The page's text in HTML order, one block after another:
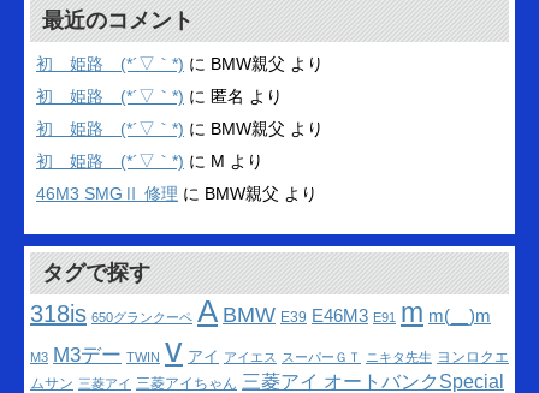
カ
イ
ブ
最近のコメント
初 姫路 (*´▽｀*) に BMW親父 より
初 姫路 (*´▽｀*) に 匿名 より
初 姫路 (*´▽｀*) に BMW親父 より
初 姫路 (*´▽｀*) に M より
46M3 SMGⅡ 修理 に BMW親父 より
タグで探す
318is 650グランクーペ A BMW E39 E46M3 E91 m m(__)m
M3 M3デー TWIN v アイ アイエス スーパーＧＴ ニキタ先生 ヨンロクエ
ムサン 三菱アイ 三菱アイちゃん 三菱アイ オートバンクSpecial